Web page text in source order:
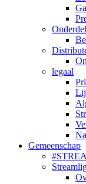
legaal
Gemeenschap